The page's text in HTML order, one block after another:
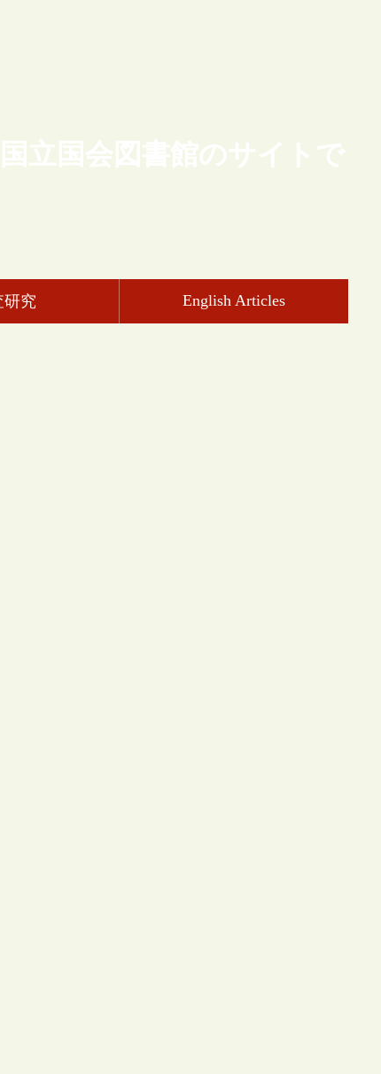
立国会図書館のサイトで
研究 English Articles